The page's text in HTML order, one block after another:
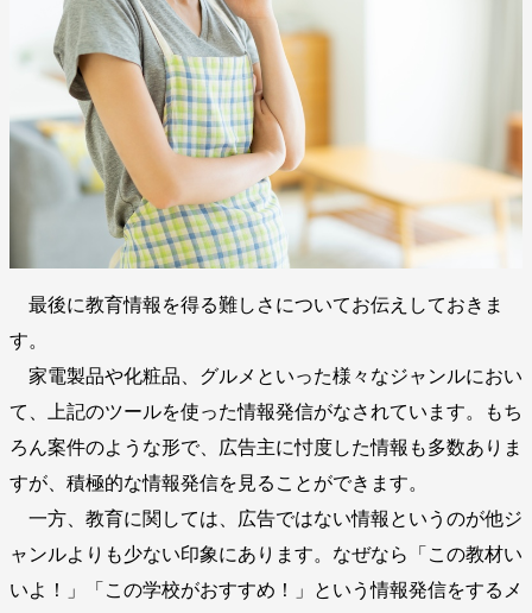
最後に教育情報を得る難しさについてお伝えしておきま
す。
家電製品や化粧品、グルメといった様々なジャンルにおい
て、上記のツールを使った情報発信がなされています。もち
ろん案件のような形で、広告主に忖度した情報も多数ありま
すが、積極的な情報発信を見ることができます。
一方、教育に関しては、広告ではない情報というのが他ジ
ャンルよりも少ない印象にあります。なぜなら「この教材い
いよ！」「この学校がおすすめ！」という情報発信をするメ